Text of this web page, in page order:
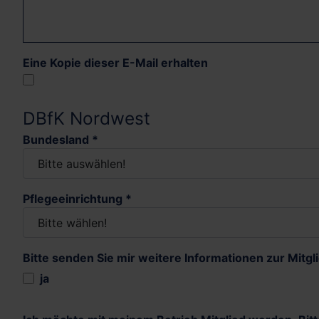
Eine Kopie dieser E-Mail erhalten
DBfK Nordwest
Bundesland *
Pflegeeinrichtung *
Bitte senden Sie mir weitere Informationen zur
Bitte senden Sie mir weitere
ja